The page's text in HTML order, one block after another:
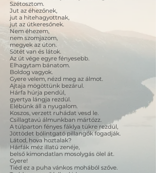
Szétosztom.
Jut az éhezőnek,
jut a hitehagyottnak,
jut az útkeresőnek.
Nem éhezem,
nem szomjazom,
megyek az úton.
Sötét van és látok.
Az út vége egyre fényesebb.
Elhagytam bánatom.
Boldog vagyok.
Gyere velem, nézd meg az álmot.
Ajtaja mögöttünk bezárul.
Hárfa húrja pendül,
gyertya lángja rezdül.
Elébünk áll a nyugalom.
Koszos, verzett ruhádat vesd le.
Csillagtavú álmunkban mártózz.
A túlparton fényes fáklya tükre rezdül,
Jöttödet bólintgató pillangók fogadják.
Látod, hova hoztalak?
Hárfák méz illatú zenéje,
belső kimondatlan mosolygás ölel át.
Gyere!
Tiéd ez a puha vánkos mohából szőve.